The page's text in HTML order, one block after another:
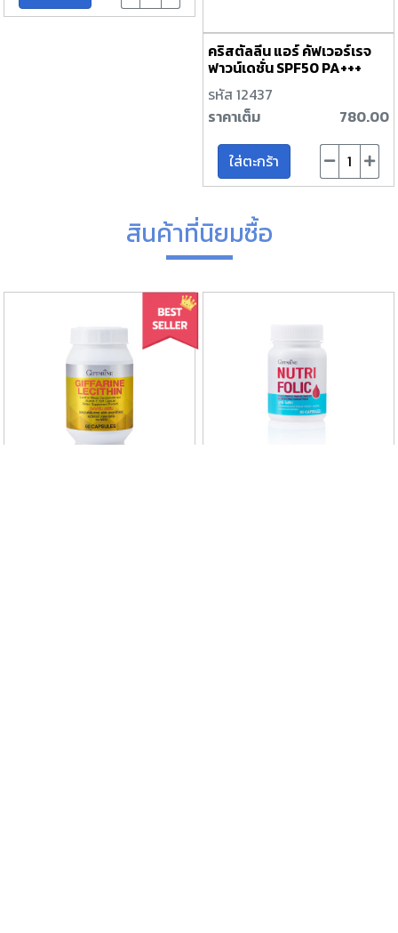
คริสตัลลีน แอร์ คัฟเวอร์เรจ
ฟาวน์เดชั่น SPF50 PA+++
นัมเบอร์ 02
รหัส 12437
ราคาเต็ม
780.00
ใส่ตะกร้า
สินค้าที่นิยมซื้อ